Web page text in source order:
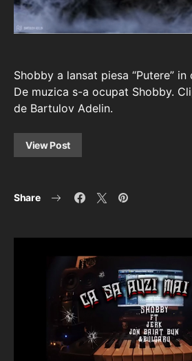
Shobby a lansat piesa “Putere”
De muzica s-a ocupat Shobby.
de Bartulov Adelin.
View Post
Share